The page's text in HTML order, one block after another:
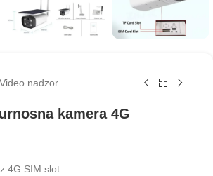
Video nadzor
kamera 4G
4G SIM slot.